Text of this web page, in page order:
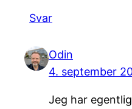
Svar
Odin
4. september
Jeg har